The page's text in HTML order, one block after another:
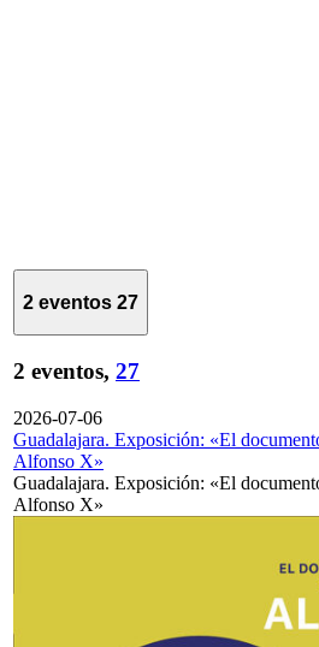
2 eventos 27
2 eventos, 27
2026-07-06
Guadalajara. Exposición: «El
Alfonso X»
Guadalajara. Exposición: «El
Alfonso X»